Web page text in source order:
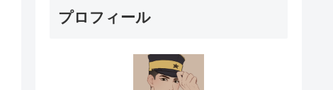
プロフィール